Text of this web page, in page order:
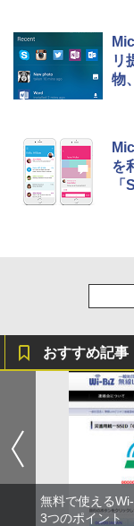
リ
物
を
「
おすすめ記事
無料で使える
3つのポイント